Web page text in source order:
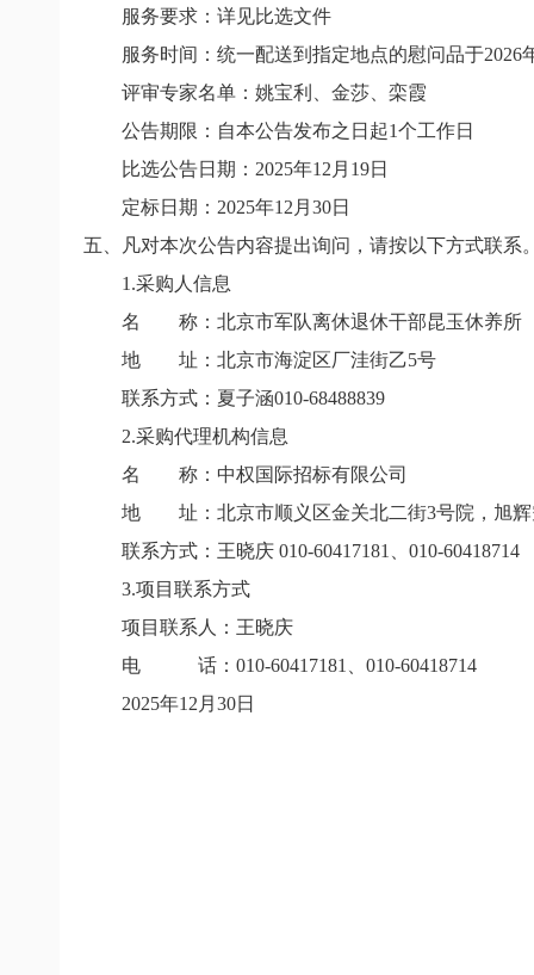
服务要求：详见比选文件
服务时间：统一配送到指定地点的慰问品于2026
评审专家名单：姚宝利、金莎、栾霞
公告期限：自本公告发布之日起1个工作日
比选公告日期：2025年12月19日
定标日期：2025年12月30日
五、凡对本次公告内容提出询问，请按以下方式联系
1.采购人信息
名 称：北京市军队离休退休干部昆玉休养所
地 址：北京市海淀区厂洼街乙5号
联系方式：夏子涵010-68488839
2.采购代理机构信息
名 称：中权国际招标有限公司
地 址：北京市顺义区金关北二街3号院，旭辉
联系方式：王晓庆 010-60417181、010-60418714
3.项目联系方式
项目联系人：王晓庆
电 话：010-60417181、010-60418714
2025年12月30日